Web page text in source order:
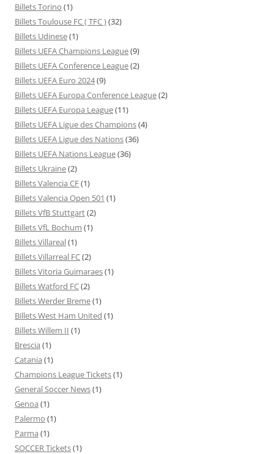
Billets Torino (1)
Billets Toulouse FC ( TFC )(32)
Billets Udinese(1)
Billets UEFA Champions League(9)
Billets UEFA Conference League(2)
Billets UEFA Euro 2024(9)
Billets UEFA Europa Conference League(2)
Billets UEFA Europa League(11)
Billets UEFA Ligue des Champions(4)
Billets UEFA Ligue des Nations(36)
Billets UEFA Nations League(36)
Billets Ukraine(2)
Billets Valencia CF(1)
Billets Valencia Open 501 (1)
Billets VfB Stuttgart(2)
Billets VfL Bochum (1)
Billets Villareal(1)
Billets Villarreal FC(2)
Billets Vitoria Guimaraes(1)
Billets Watford FC(2)
Billets Werder Breme(1)
Billets West Ham United (1)
Billets Willem II (1)
Brescia (1)
Catania (1)
Champions League Tickets(1)
General Soccer News(1)
Genoa (1)
Palermo (1)
Parma (1)
SOCCER Tickets(1)